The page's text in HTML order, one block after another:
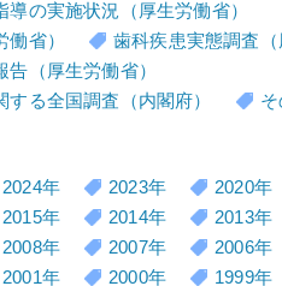
の実施状況（厚生労働省）
省）
歯科疾患実態調査
（厚生労働省）
る全国調査（内閣府）
2024年 2023年
2020年
2015年 2014年
2013年
2008年 2007年
2006年
2001年 2000年 1999年